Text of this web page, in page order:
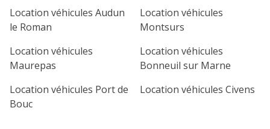
Location véhicules Audun
le Roman
Location véhicules
Montsurs
Location véhicules
Maurepas
Location véhicules
Bonneuil sur Marne
Location véhicules Port de
Bouc
Location véhicules Civens